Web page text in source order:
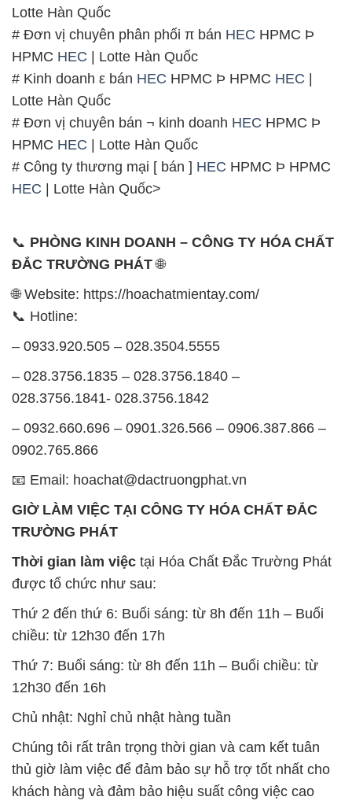
Lotte Hàn Quốc
# Đơn vị chuyên phân phối π bán HEC HPMC Þ
HPMC HEC | Lotte Hàn Quốc
# Kinh doanh ε bán HEC HPMC Þ HPMC HEC |
Lotte Hàn Quốc
# Đơn vị chuyên bán ¬ kinh doanh HEC HPMC Þ
HPMC HEC | Lotte Hàn Quốc
# Công ty thương mại [ bán ] HEC HPMC Þ HPMC
HEC | Lotte Hàn Quốc>
📞 PHÒNG KINH DOANH – CÔNG TY HÓA CHẤT
ĐẮC TRƯỜNG PHÁT🌐
🌐 Website: https://hoachatmientay.com/
📞 Hotline:
– 0933.920.505 – 028.3504.5555
– 028.3756.1835 – 028.3756.1840 –
028.3756.1841- 028.3756.1842
– 0932.660.696 – 0901.326.566 – 0906.387.866 –
0902.765.866
📧 Email: hoachat@dactruongphat.vn
GIỜ LÀM VIỆC TẠI CÔNG TY HÓA CHẤT ĐẮC
TRƯỜNG PHÁT
Thời gian làm việc tại Hóa Chất Đắc Trường Phát
được tổ chức như sau:
Thứ 2 đến thứ 6: Buổi sáng: từ 8h đến 11h – Buổi
chiều: từ 12h30 đến 17h
Thứ 7: Buổi sáng: từ 8h đến 11h – Buổi chiều: từ
12h30 đến 16h
Chủ nhật: Nghỉ chủ nhật hàng tuần
Chúng tôi rất trân trọng thời gian và cam kết tuân
thủ giờ làm việc để đảm bảo sự hỗ trợ tốt nhất cho
khách hàng và đảm bảo hiệu suất công việc cao